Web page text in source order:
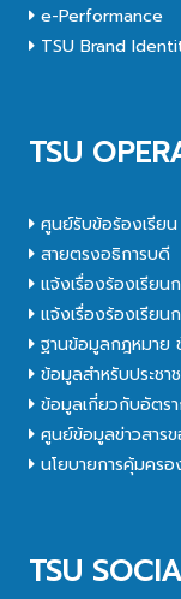
e-Performance
TSU Brand
TSU
ศูนย์รับข้อร้องเรียน
สายตรงอธิการบดี
แจ้งเรื่องร้องเรีย
แจ้งเรื่องร้องเรีย
ฐานข้อมูลกฎหมาย
ข้อมูลสำหรับประชา
ข้อมูลเกี่ยวกับอัตร
ศูนย์ข้อมูลข่าวสาร
นโยบายการคุ้มคร
TSU